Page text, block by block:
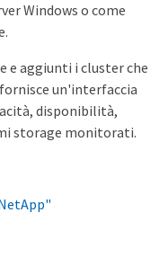
Windows o come
aggiunti i cluster che
un'interfaccia
disponibilità,
storage monitorati.